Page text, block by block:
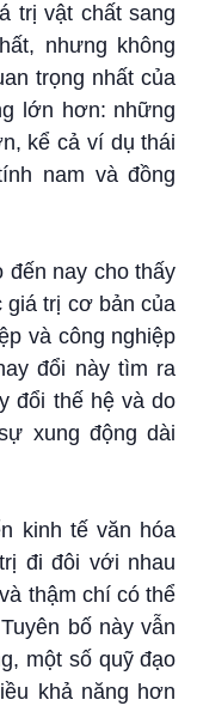
trị vật chất sang
nhưng không
trọng nhất của
lớn hơn: những
kể cả ví dụ thái
nam và đồng
đến nay cho thấy
giá trị cơ bản của
và công nghiệp
đổi này tìm ra
đổi thế hệ và do
xung động dài
kinh tế văn hóa
đi đôi với nhau
thậm chí có thể
bố này vẫn
một số quỹ đạo
khả năng hơn